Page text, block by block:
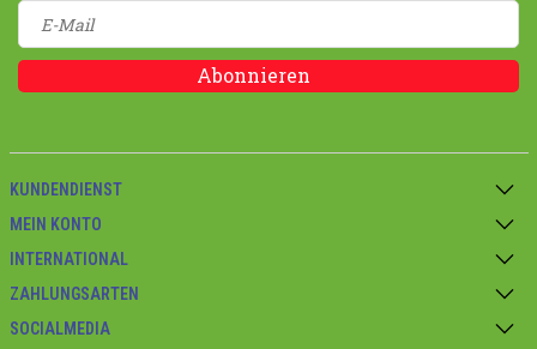
Abonnieren
KUNDENDIENST
MEIN KONTO
INTERNATIONAL
ZAHLUNGSARTEN
SOCIALMEDIA